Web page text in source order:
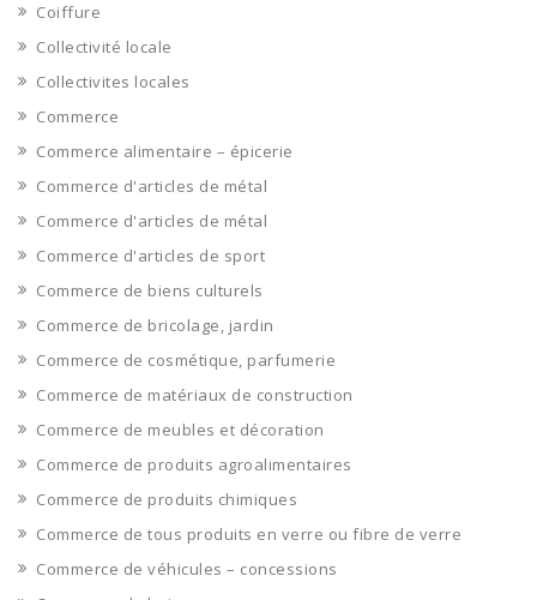
Coiffure
Collectivité locale
Collectivites locales
Commerce
Commerce alimentaire – épicerie
Commerce d'articles de métal
Commerce d'articles de métal
Commerce d'articles de sport
Commerce de biens culturels
Commerce de bricolage, jardin
Commerce de cosmétique, parfumerie
Commerce de matériaux de construction
Commerce de meubles et décoration
Commerce de produits agroalimentaires
Commerce de produits chimiques
Commerce de tous produits en verre ou fibre de verre
Commerce de véhicules – concessions